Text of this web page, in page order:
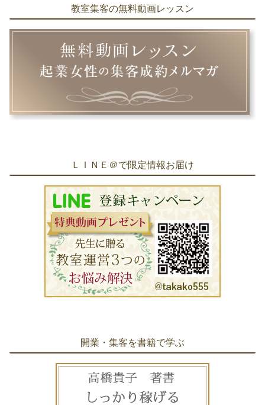
教室集客の無料動画レッスン
ＬＩＮＥ＠で限定情報お届け
開業・集客を書籍で学ぶ